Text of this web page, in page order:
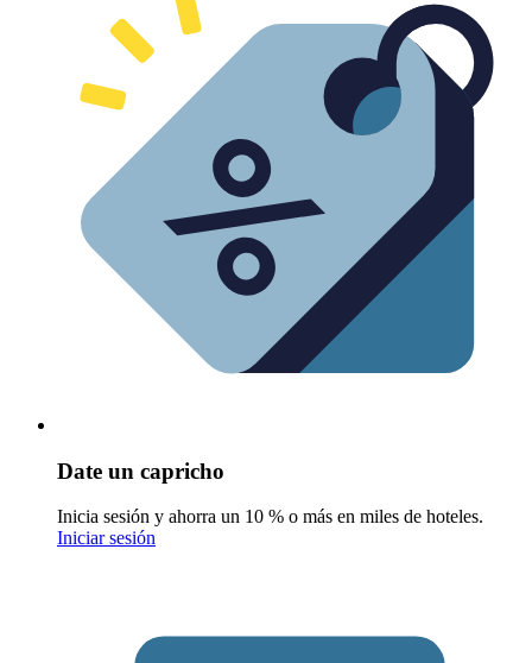
Date un capricho
Inicia sesión y ahorra un 10 % o más en miles de hoteles.
Iniciar sesión